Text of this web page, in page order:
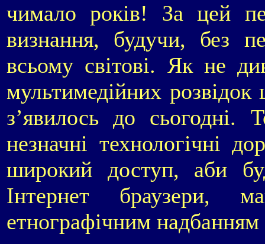
чимало років! За цей
визнання, будучи, без
всьому світові. Як не
мультимедійних
з’явилось до сьогодні.
незначні технологічні
широкий доступ, аби
Інтернет браузери,
етнографічним надбанням